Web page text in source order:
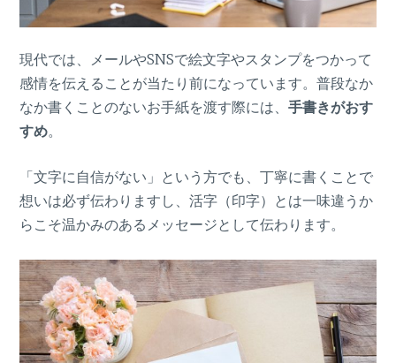
現代では、メールやSNSで絵文字やスタンプをつかって
感情を伝えることが当たり前になっています。普段なか
なか書くことのないお手紙を渡す際には、手書きがおす
すめ。
「文字に自信がない」という方でも、丁寧に書くことで
想いは必ず伝わりますし、活字（印字）とは一味違うか
らこそ温かみのあるメッセージとして伝わります。